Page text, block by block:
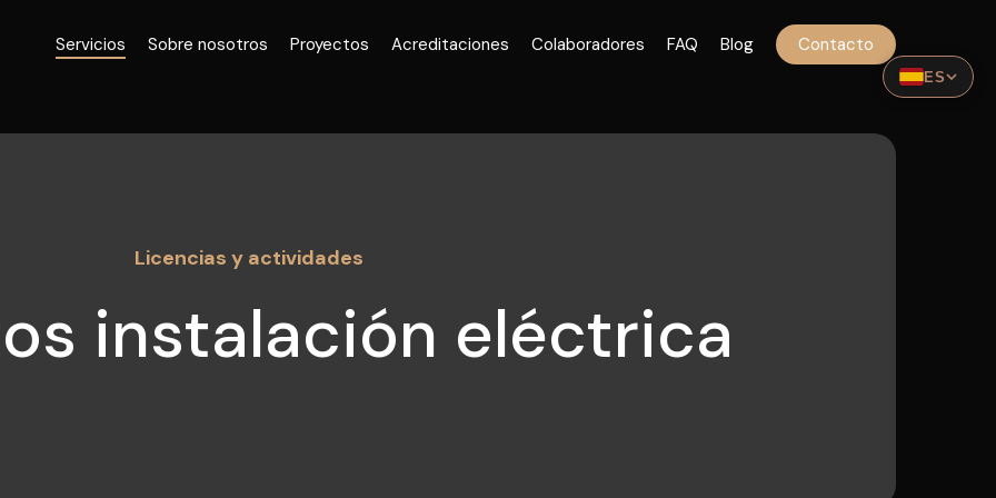
Servicios Sobre nosotros Proyectos Acreditaciones Colaboradores FAQ Blog Contacto
Licencias y actividades
instalación eléctrica
ES